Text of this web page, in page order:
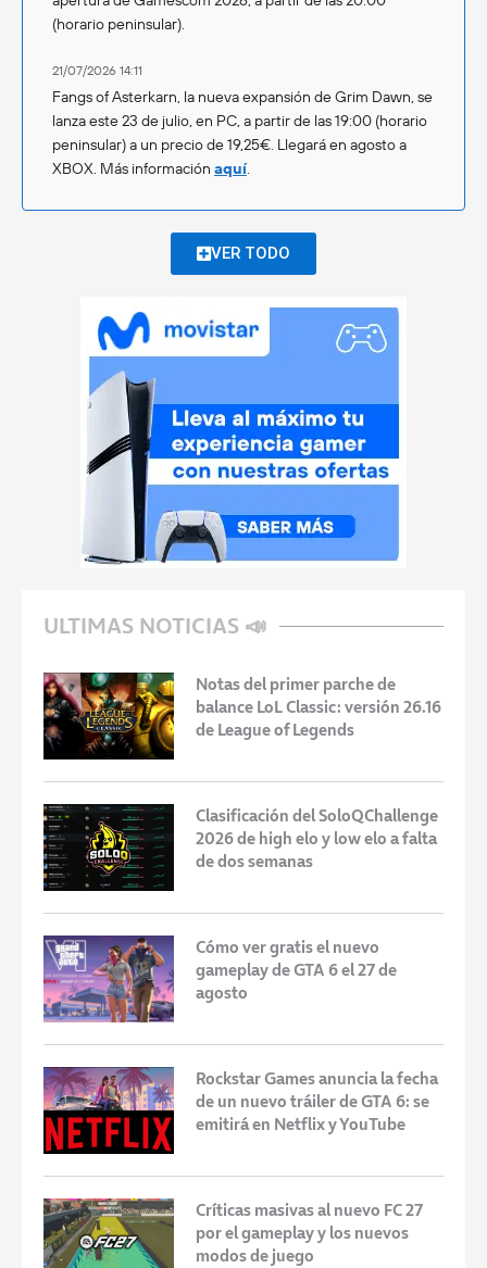
(horario peninsular).
21/07/2026 14:11
Fangs of Asterkarn, la nueva expansión de Grim Dawn, se
lanza este 23 de julio, en PC, a partir de las 19:00 (horario
peninsular) a un precio de 19,25€. Llegará en agosto a
XBOX. Más información aquí.
VER TODO
ULTIMAS NOTICIAS 📣
Notas del primer parche de
balance LoL Classic: versión 26.16
de League of Legends
Clasificación del SoloQChallenge
2026 de high elo y low elo a falta
de dos semanas
Cómo ver gratis el nuevo
gameplay de GTA 6 el 27 de
agosto
Rockstar Games anuncia la fecha
de un nuevo tráiler de GTA 6: se
emitirá en Netflix y YouTube
Críticas masivas al nuevo FC 27
por el gameplay y los nuevos
modos de juego